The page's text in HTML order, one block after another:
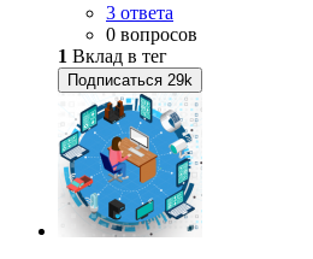
3 ответа
0 вопросов
1 Вклад в тег
Подписаться 29k